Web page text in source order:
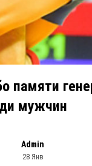
памяти
мужчин
Admin
28 Янв